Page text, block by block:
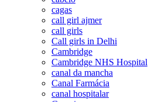
cagas
call girl ajmer
call girls
Call girls in Delhi
Cambridge
Cambridge NHS Hospital
canal da mancha
Canal Farmácia
canal hospitalar